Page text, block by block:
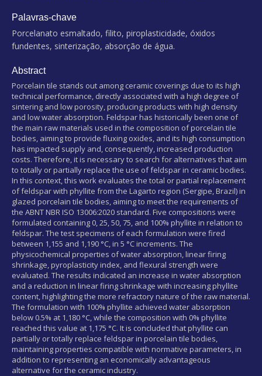
Palavras-chave
Porcelanato esmaltado, filito, piroplasticidade, óxidos
fundentes, sinterização, absorção de água.
Abstract
Porcelain tile stands out among ceramic coverings due to its high
technical performance, directly associated with a high degree of
sintering and low porosity, producing products with high density
and low water absorption. Feldspar has historically been one of
the main raw materials used in the composition of porcelain tile
bodies, aiming to provide fluxing oxides, and its high consumption
has impacted supply and, consequently, increased production
costs. Therefore, it is necessary to search for alternatives that aim
to totally or partially replace the use of feldspar in ceramic bodies.
In this context, this work evaluates the total or partial replacement
of feldspar with phyllite from the Lagarto region (Sergipe, Brazil) in
glazed porcelain tile bodies, aiming to meet the requirements of
the ABNT NBR ISO 13006:2020 standard. Five compositions were
formulated containing 0, 25, 50, 75, and 100% phyllite in relation to
feldspar. The test specimens of each formulation were fired
between 1,155 and 1,190 °C, in 5 °C increments. The
physicochemical properties of water absorption, linear firing
shrinkage, pyroplasticity index, and flexural strength were
evaluated. The results indicated an increase in water absorption
and a reduction in linear firing shrinkage with increasing phyllite
content, highlighting the more refractory nature of the raw material.
The formulation with 100% phyllite achieved water absorption
below 0.5% at 1,180 °C, while the composition with 0% phyllite
reached this value at 1,175 °C. It is concluded that phyllite can
partially or totally replace feldspar in porcelain tile bodies,
maintaining properties compatible with normative parameters, in
addition to representing an economically advantageous
alternative for the ceramic industry.